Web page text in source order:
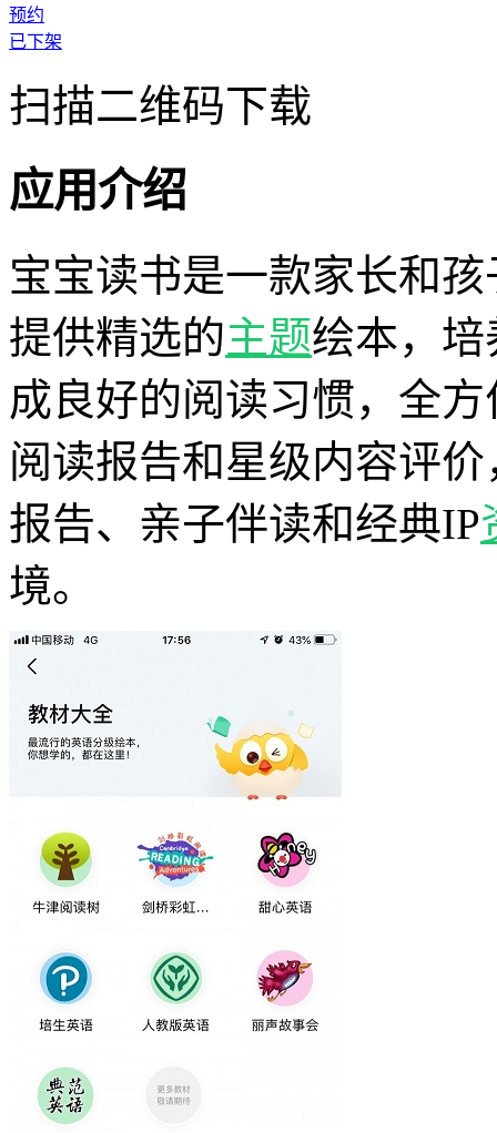
预约
已下架
扫描二维码下载
应用介绍
宝宝读书是一款家长和
提供精选的主题绘本，
成良好的阅读习惯，全
阅读报告和星级内容评
报告、亲子伴读和经典IP
境。